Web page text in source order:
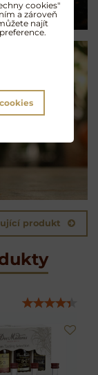
produkt
cookies"
a zároveň
najít